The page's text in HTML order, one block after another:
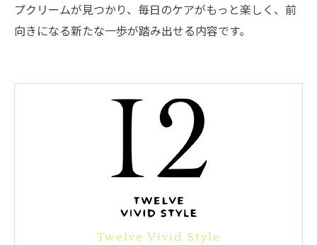
プクリームが見つかり、毎日のケアがもっと楽しく、前
向きになる新たな一歩が踏み出せる内容です。
Twelve Vivid Style